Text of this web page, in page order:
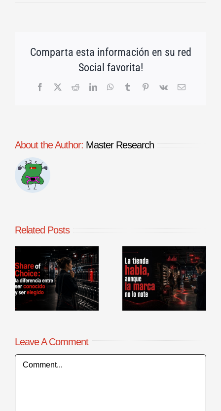
Comparta esta información en su red
Social favorita!
Facebook
X RedditLinkedInWhatsApp
TumblrPinterest
Vk Email
About the Author: Master Research
Related Posts
La tienda
habla, aunque
la marca no lo
note
Benchmarking
de procesos
comerciales en
punto de venta
Leave A Comment
Comment